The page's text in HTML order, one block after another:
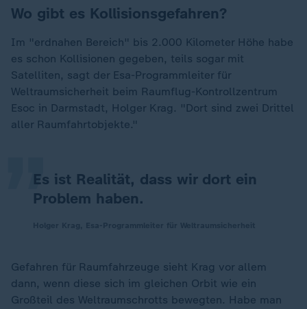
Wo gibt es Kollisionsgefahren?
Im "erdnahen Bereich" bis 2.000 Kilometer Höhe habe
es schon Kollisionen gegeben, teils sogar mit
Satelliten, sagt der Esa-Programmleiter für
Weltraumsicherheit beim Raumflug-Kontrollzentrum
Esoc in Darmstadt, Holger Krag. "Dort sind zwei Drittel
aller Raumfahrtobjekte."
Es ist Realität, dass wir dort ein
Problem haben.
„
Gefahren für Raumfahrzeuge sieht Krag vor allem
dann, wenn diese sich im gleichen Orbit wie ein
Großteil des Weltraumschrotts bewegten. Habe man